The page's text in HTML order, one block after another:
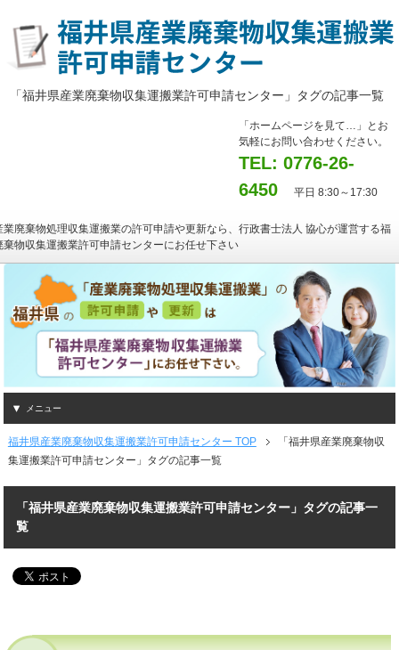
「福井県産業廃棄物収集運搬業許可申請センター」タグの記事一覧
「ホームページを見て…」とお
気軽にお問い合わせください。
TEL: 0776-26-
6450
平日 8:30～17:30
業廃棄物処理収集運搬業の許可申請や更新なら、行政書士法人 協心が運営する福
棄物収集運搬業許可申請センターにお任せ下さい
メニュー
福井県産業廃棄物収集運搬業許可申請センター TOP
「福井県産業廃棄物収
集運搬業許可申請センター」タグの記事一覧
「福井県産業廃棄物収集運搬業許可申請センター」タグの記事一
覧